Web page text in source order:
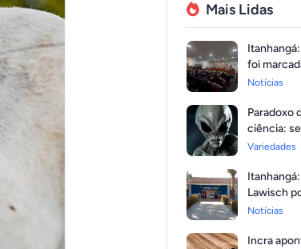
Mais Lidas
foi
Notícias
Paradoxo
ciência:
vasto, por
Variedades
Lawisch
cívico-
Notícias
Incra